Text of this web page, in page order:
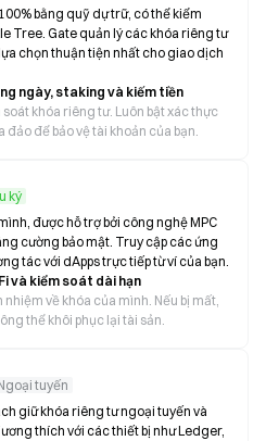
bằng quỹ dự trữ, có thể kiểm
Tree. Gate quản lý các khóa riêng tư
chọn thuận tiện nhất cho giao dịch
ngày, staking và kiếm tiền
khóa riêng tư. Luôn bật xác thực
đảo để bảo vệ tài khoản của bạn.
ký
được hỗ trợ bởi công nghệ MPC
cường bảo mật. Truy cập các ứng
tác với dApps trực tiếp từ ví của bạn.
và kiểm soát dài hạn
về khóa của mình. Nếu bị mất,
thể khôi phục lại tài sản.
tuyến
giữ khóa riêng tư ngoại tuyến và
thích với các thiết bị như Ledger,